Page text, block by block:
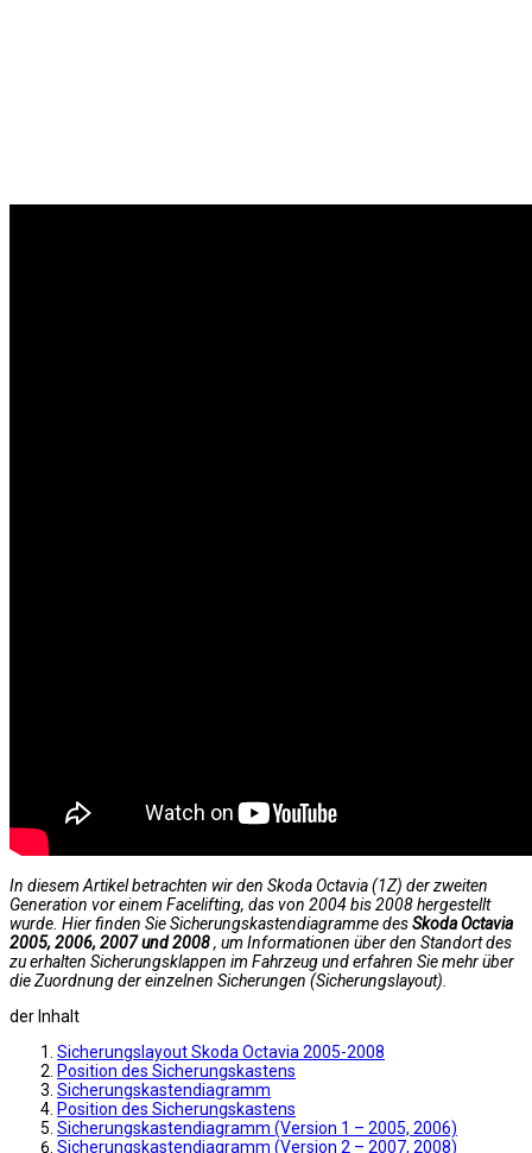
In diesem Artikel betrachten wir den Skoda Octavia (1Z) der zweiten
Generation vor einem Facelifting, das von 2004 bis 2008 hergestellt
wurde. Hier finden Sie Sicherungskastendiagramme desSkoda Octavia
2005, 2006, 2007 und 2008, um Informationen über den Standort des
zu erhalten Sicherungsklappen im Fahrzeug und erfahren Sie mehr über
die Zuordnung der einzelnen Sicherungen (Sicherungslayout).
der Inhalt
Sicherungslayout Skoda Octavia 2005-2008
Position des Sicherungskastens
Sicherungskastendiagramm
Position des Sicherungskastens
Sicherungskastendiagramm (Version 1 – 2005, 2006)
Sicherungskastendiagramm (Version 2 – 2007, 2008)